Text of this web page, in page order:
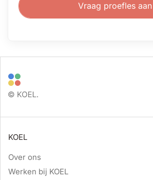
Vraag proefles aan
KOEL
Over ons
Werken bij KOEL